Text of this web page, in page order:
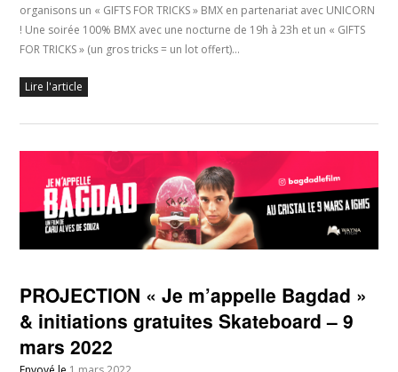
organisons un « GIFTS FOR TRICKS » BMX en partenariat avec UNICORN
! Une soirée 100% BMX avec une nocturne de 19h à 23h et un « GIFTS
FOR TRICKS » (un gros tricks = un lot offert)…
Lire l'article
PROJECTION « Je m’appelle Bagdad »
& initiations gratuites Skateboard – 9
mars 2022